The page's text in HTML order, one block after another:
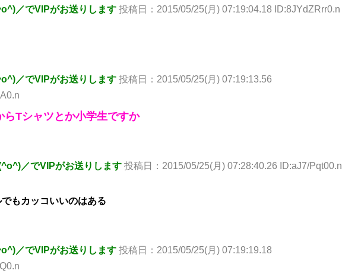
／でVIPがお送りします 投稿日：2015/05/25(月) 07:19:04.18 ID:8JYdZRrr0.n
／でVIPがお送りします 投稿日：2015/05/25(月) 07:19:13.56
らTシャツとか小学生ですか
／でVIPがお送りします 投稿日：2015/05/25(月) 07:28:40.26 ID:aJ7/Pqt00.n
もカッコいいのはある
／でVIPがお送りします 投稿日：2015/05/25(月) 07:19:19.18